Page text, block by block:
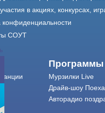
в акциях, конкурсах,
конфиденциальности
СОУТ
Программы
Мурзилки Live
Драйв-шоу
Авторадио